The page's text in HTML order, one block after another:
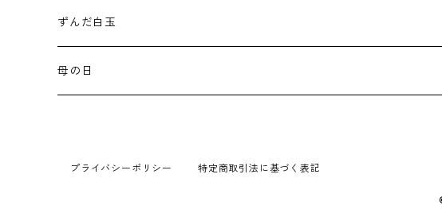
入学式･卒業式
春のお彼岸
母の日
2段
1段(白あがり)
2段(白あがり)
価格で選ぶ
10,000円〜
ユリ
トルコキキョウ
ガーベラ
お祝い
〜3,000円
お供え･お悔やみ
3,000円〜
ずんだ白玉
母の日
プライバシーポリシー 特定商取引法に基づく表記